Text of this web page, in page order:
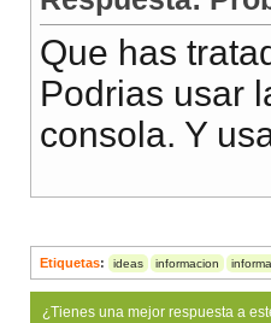
Que has
Podrias usar
consola. Y
Etiquetas: ideas informacion
¿Tienes una mejor respuesta a